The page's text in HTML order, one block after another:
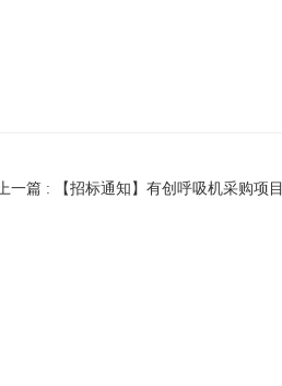
上一篇 : 【招标通知】有创呼吸机采购项目